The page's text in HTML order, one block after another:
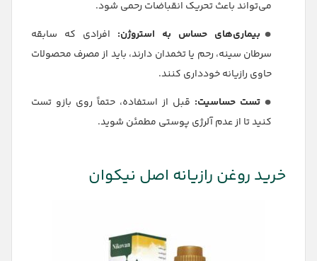
می‌تواند باعث تحریک انقباضات رحمی شود.
بیماری‌های حساس به استروژن: افرادی که سابقه
سرطان سینه، رحم یا تخمدان دارند، باید از مصرف محصولات
حاوی رازیانه خودداری کنند.
تست حساسیت: قبل از استفاده، حتماً روی بازو تست
کنید تا از عدم آلرژی پوستی مطمئن شوید.
خرید روغن رازیانه اصل نیکوان